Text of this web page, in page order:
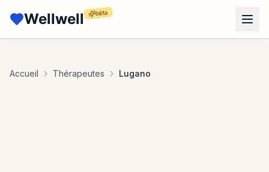
Wellwell bêta
Accueil Thérapeutes Lugano